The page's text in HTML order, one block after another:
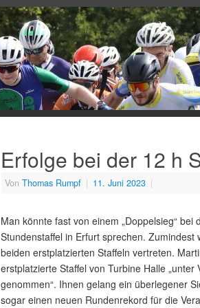
Erfolge bei der 12 h
Von Thomas Rumpf | 11. Juni 2023 |
Man könnte fast von einem „Doppelsieg“ bei
Stundenstaffel in Erfurt sprechen. Zumindest
beiden erstplatzierten Staffeln vertreten.
erstplatzierte Staffel von Turbine Halle „unter
genommen“. Ihnen gelang ein überlegener
sogar einen neuen Rundenrekord für die